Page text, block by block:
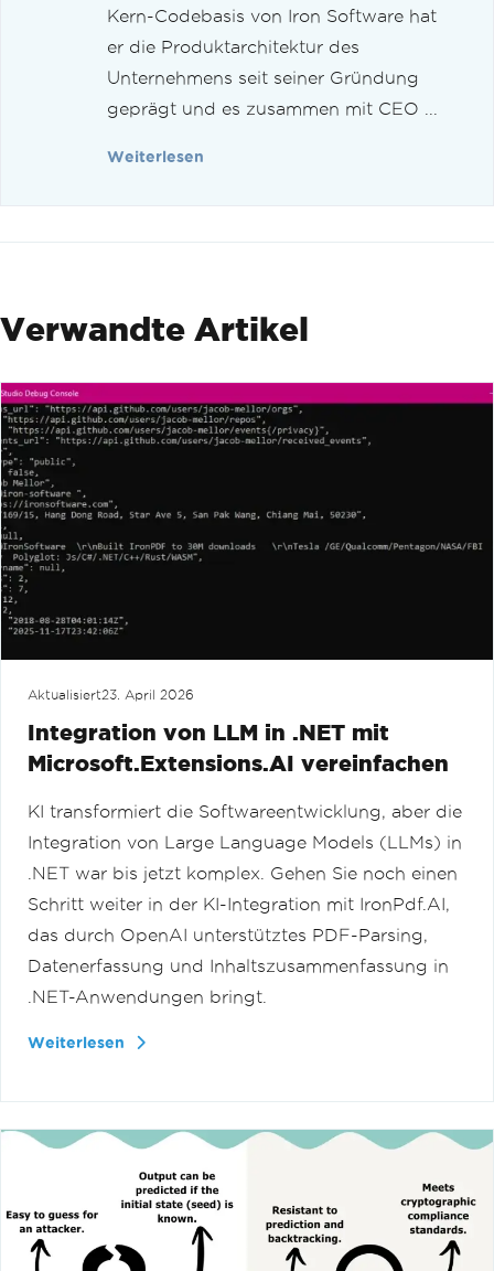
Kern-Codebasis von Iron Software hat
er die Produktarchitektur des
Unternehmens seit seiner Gründung
geprägt und es zusammen mit CEO ...
Weiterlesen
Verwandte Artikel
Aktualisiert23. April 2026
Integration von LLM in .NET mit
Microsoft.Extensions.AI vereinfachen
KI transformiert die Softwareentwicklung, aber die
Integration von Large Language Models (LLMs) in
.NET war bis jetzt komplex. Gehen Sie noch einen
Schritt weiter in der KI-Integration mit IronPdf.AI,
das durch OpenAI unterstütztes PDF-Parsing,
Datenerfassung und Inhaltszusammenfassung in
.NET-Anwendungen bringt.
Weiterlesen